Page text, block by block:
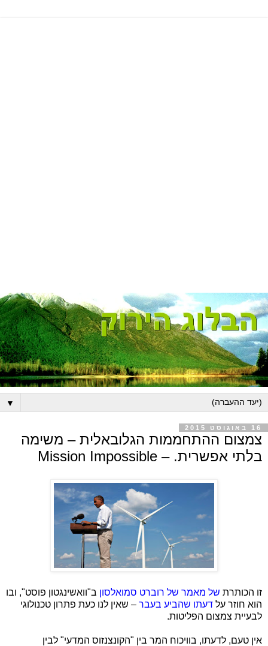
▼
16 באוגוסט 2015
צמצום ההתחממות הגלובאלית – משימה
בלתי אפשרית. – Mission Impossible
זו הכותרת של מאמר של רוברט סמואלסון ב"וואשינגטון פוסט", ובו
הוא חוזר על דעתו שהביע בעבר – שאין לנו כעת פתרון טכנולוגי
לבעיית צמצום הפליטות.
אין טעם, לדעתו, בוויכוח המר בין "הקונצנזוס המדעי" לבין